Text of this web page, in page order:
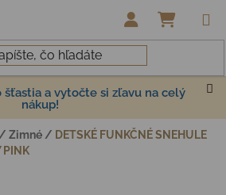
šťastia a vytočte si zľavu na celý
nákup!
/ Zimné / DETSKÉ FUNKČNÉ SNEHULE
PINK